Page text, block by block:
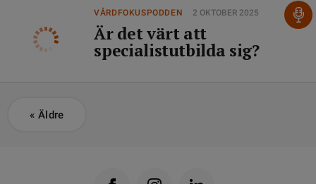
VÅRDFOKUSPODDEN 2 OKTOBER 2025
Är det värt att
specialistutbilda sig?
« Äldre